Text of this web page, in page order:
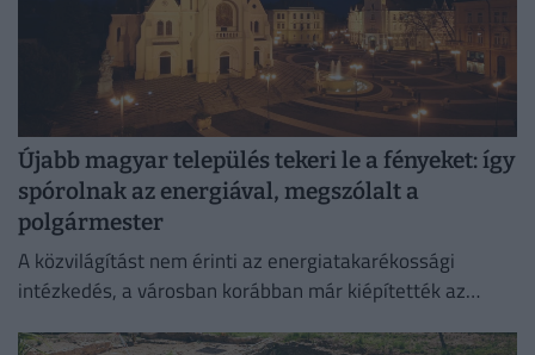
Újabb magyar település tekeri le a fényeket: így
spórolnak az energiával, megszólalt a
polgármester
A közvilágítást nem érinti az energiatakarékossági
intézkedés, a városban korábban már kiépítették az